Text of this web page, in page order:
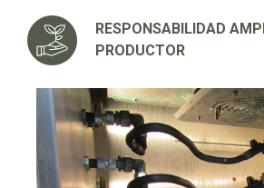
RESPONSABILIDAD
PRODUCTOR